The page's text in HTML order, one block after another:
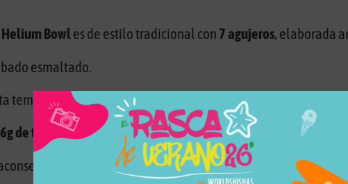
Helium Bowles de estilo tradicional con 7 agujeros, elaborada
esmaltado.
temperatura, garantizando fumadas optimas.
de tabaco, según el tipo de packeo que realicemos.
usar con gestor de calor tipokaloud(sin papel de plata).